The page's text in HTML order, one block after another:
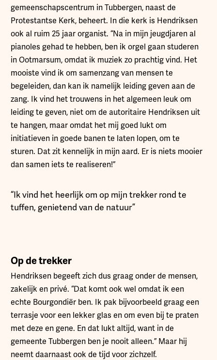
gemeenschapscentrum in Tubbergen, naast de
Protestantse Kerk, beheert. In die kerk is Hendriksen
ook al ruim 25 jaar organist. “Na in mijn jeugdjaren al
pianoles gehad te hebben, ben ik orgel gaan studeren
in Ootmarsum, omdat ik muziek zo prachtig vind. Het
mooiste vind ik om samenzang van mensen te
begeleiden, dan kan ik namelijk leiding geven aan de
zang. Ik vind het trouwens in het algemeen leuk om
leiding te geven, niet om de autoritaire Hendriksen uit
te hangen, maar omdat het mij goed lukt om
initiatieven in goede banen te laten lopen, om te
sturen. Dat zit kennelijk in mijn aard. Er is niets mooier
dan samen iets te realiseren!”
“Ik vind het heerlijk om op mijn trekker rond te
tuffen, genietend van de natuur”
Op de trekker
Hendriksen begeeft zich dus graag onder de mensen,
zakelijk en privé. “Dat komt ook wel omdat ik een
echte Bourgondiër ben. Ik pak bijvoorbeeld graag een
terrasje voor een lekker glas en om even bij te praten
met deze en gene. En dat lukt altijd, want in de
gemeente Tubbergen ben je nooit alleen.” Maar hij
neemt daarnaast ook de tijd voor zichzelf.